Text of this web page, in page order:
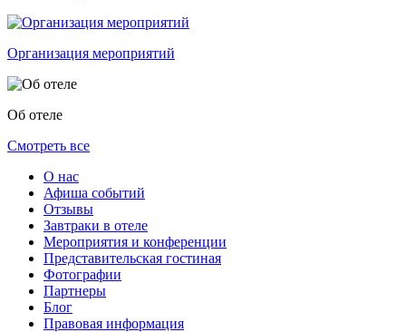
Организация мероприятий
Об отеле
Смотреть все
О нас
Афиша событий
Отзывы
Завтраки в отеле
Мероприятия и конференции
Представительская гостиная
Фотографии
Партнеры
Блог
Правовая информация